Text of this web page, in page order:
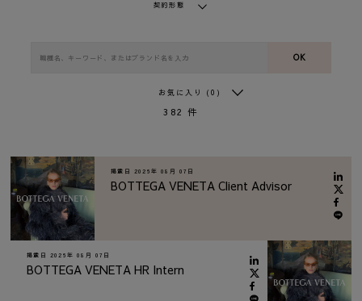
契約形態
OK
お気に入り (0)
382 件
掲載日 2026年 08月 07日
BOTTEGA VENETA Client Advisor
掲載日 2026年 08月 07日
BOTTEGA VENETA HR Intern